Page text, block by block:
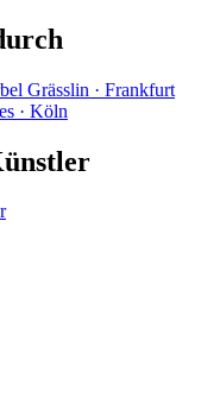
Grässlin · Frankfurt
· Köln